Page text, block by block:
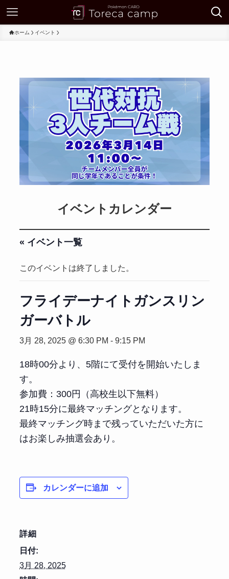
ホーム イベント
イベントカレンダー
« イベント一覧
このイベントは終了しました。
フライデーナイトガンスリン
ガーバトル
3月 28, 2025 @ 6:30 PM - 9:15 PM
18時00分より、5階にて受付を開始いたしま
す。
参加費：300円（高校生以下無料）
21時15分に最終マッチングとなります。
最終マッチング時まで残っていただいた方に
はお楽しみ抽選会あり。
カレンダーに追加
詳細
日付:
3月 28, 2025